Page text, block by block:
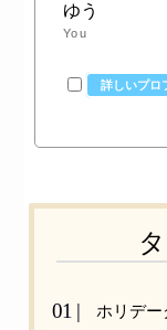
ゆう
You
詳しいプロ
ホリデー